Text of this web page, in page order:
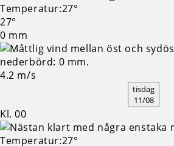
27°
0 mm
4.2 m/s
tisdag
11/08
Kl. 00